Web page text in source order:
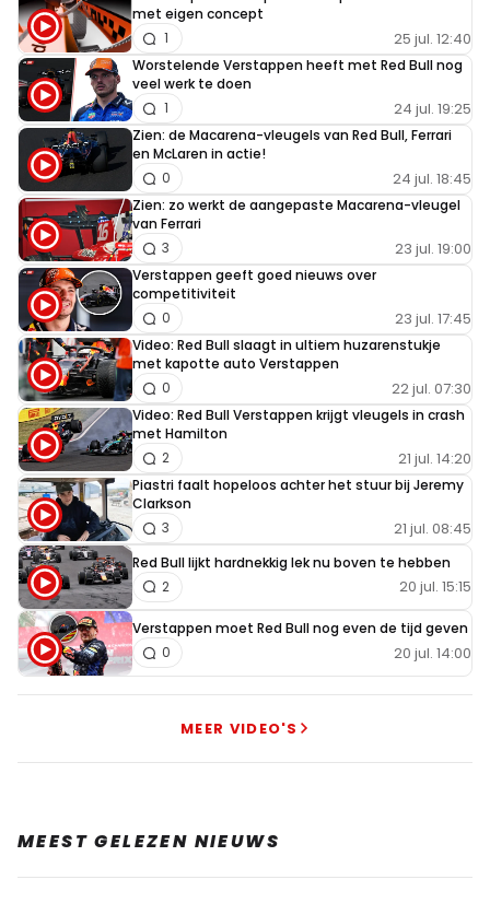
met eigen concept
25 jul. 12:40
1
Worstelende Verstappen heeft met Red Bull nog
veel werk te doen
24 jul. 19:25
1
Zien: de Macarena-vleugels van Red Bull, Ferrari
en McLaren in actie!
24 jul. 18:45
0
Zien: zo werkt de aangepaste Macarena-vleugel
van Ferrari
23 jul. 19:00
3
Verstappen geeft goed nieuws over
competitiviteit
23 jul. 17:45
0
Video: Red Bull slaagt in ultiem huzarenstukje
met kapotte auto Verstappen
22 jul. 07:30
0
Video: Red Bull Verstappen krijgt vleugels in crash
met Hamilton
21 jul. 14:20
2
Piastri faalt hopeloos achter het stuur bij Jeremy
Clarkson
21 jul. 08:45
3
Red Bull lijkt hardnekkig lek nu boven te hebben
20 jul. 15:15
2
Verstappen moet Red Bull nog even de tijd geven
20 jul. 14:00
0
MEER VIDEO'S
MEEST GELEZEN NIEUWS